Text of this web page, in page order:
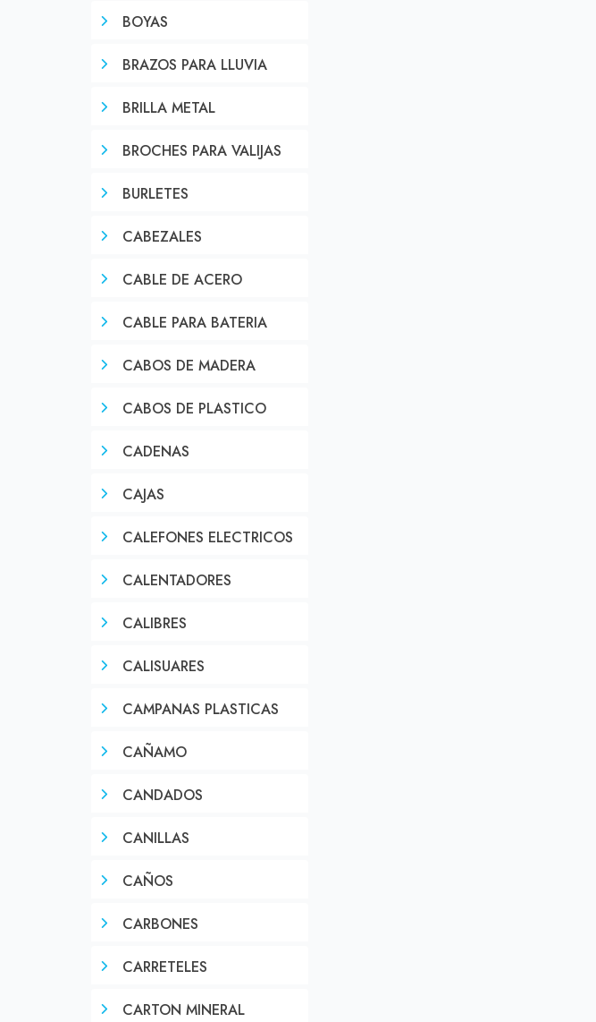
BOYAS
BRAZOS PARA LLUVIA
BRILLA METAL
BROCHES PARA VALIJAS
BURLETES
CABEZALES
CABLE DE ACERO
CABLE PARA BATERIA
CABOS DE MADERA
CABOS DE PLASTICO
CADENAS
CAJAS
CALEFONES ELECTRICOS
CALENTADORES
CALIBRES
CALISUARES
CAMPANAS PLASTICAS
CAÑAMO
CANDADOS
CANILLAS
CAÑOS
CARBONES
CARRETELES
CARTON MINERAL